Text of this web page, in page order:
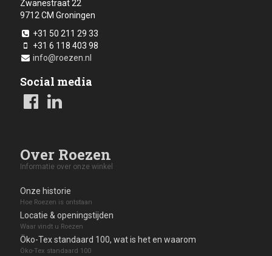
Zwanestraat 22
9712 CM Groningen
+31 50 211 29 33
+31 6 118 403 98
info@roezen.nl
Social media
Over Roezen
Informatie over onze winkel
Onze historie
Hoe Roezen is ontstaan
Locatie & openingstijden
Waar vindt u Roezen
Öko-Tex standaard 100, wat is het en waarom
Öko-Tex standaard 100